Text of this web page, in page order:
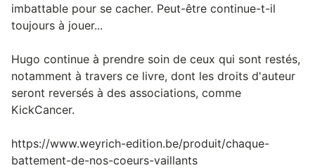
imbattable pour se cacher. Peut-être continue-t-il
toujours à jouer...
Hugo continue à prendre soin de ceux qui sont restés,
notamment à travers ce livre, dont les droits d'auteur
seront reversés à des associations, comme
KickCancer.
https://www.weyrich-edition.be/produit/chaque-
battement-de-nos-coeurs-vaillants